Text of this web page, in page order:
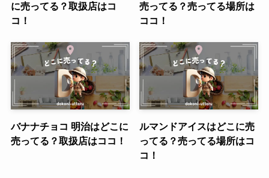
に売ってる？取扱店はコ
コ！
売ってる？売ってる場所は
ココ！
バナナチョコ 明治はどこに
売ってる？取扱店はココ！
ルマンドアイスはどこに売
ってる？売ってる場所はコ
コ！